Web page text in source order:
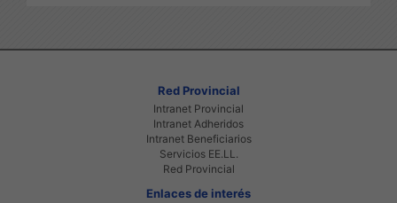
Red Provincial
Intranet Provincial
Intranet Adheridos
Intranet Beneficiarios
Servicios EE.LL.
Red Provincial
Enlaces de interés